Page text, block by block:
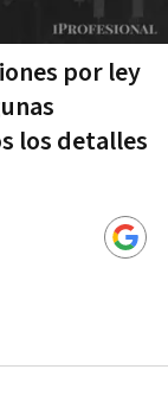
por ley
los detalles